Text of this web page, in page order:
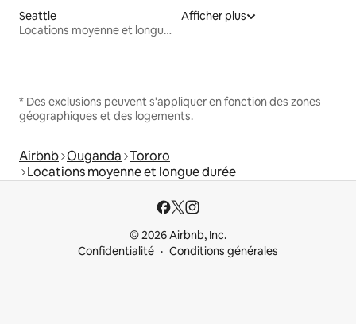
Seattle
Locations moyenne et longue durée
Afficher plus
* Des exclusions peuvent s'appliquer en fonction des zones
géographiques et des logements.
Airbnb Ouganda Tororo
Locations moyenne et longue durée
© 2026 Airbnb, Inc.
Confidentialité
Conditions générales